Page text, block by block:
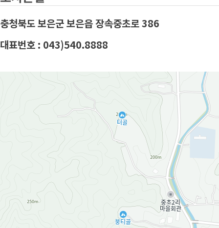
충청북도 보은군 보은읍 장속중초로 386
대표번호 : 043)540.8888